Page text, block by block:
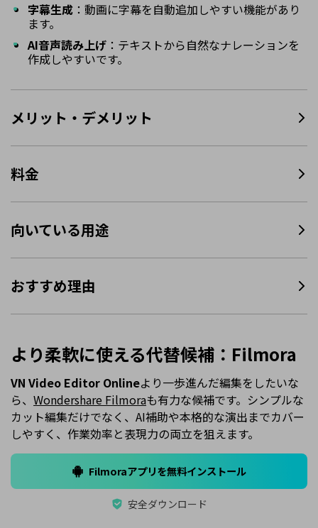
字幕生成 ：動画に字幕を自動追加しやすい機能があり
ます。
AI音声読み上げ ：テキストから自然なナレーションを
作成しやすいです。
メリット・デメリット
料金
向いている用途
おすすめ理由
より柔軟に使える代替候補：Filmora
VN Video Editor Onlineより一歩進んだ編集をしたいな
ら、 Wondershare Filmoraも有力な候補です。シンプルな
カット編集だけでなく、AI補助や本格的な演出までカバー
しやすく、作業効率と表現力の両立を狙えます。
Filmoraアプリを無料インストール
安全ダウンロード